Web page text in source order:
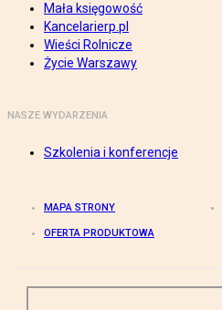
Mała księgowość
Kancelarierp.pl
Wieści Rolnicze
Życie Warszawy
NASZE WYDARZENIA
Szkolenia i konferencje
MAPA STRONY
OFERTA PRODUKTOWA